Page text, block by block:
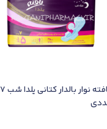
تافته نوار بالدار کتاني يلدا شب 7